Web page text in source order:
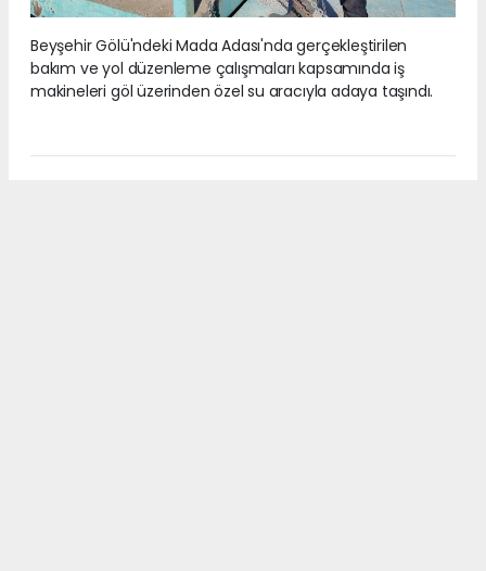
Beyşehir Gölü'ndeki Mada Adası'nda gerçekleştirilen
bakım ve yol düzenleme çalışmaları kapsamında iş
makineleri göl üzerinden özel su aracıyla adaya taşındı.